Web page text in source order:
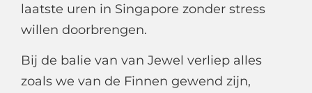
laatste uren in Singapore zonder stress
willen doorbrengen.
Bij de balie van van Jewel verliep alles
zoals we van de Finnen gewend zijn,